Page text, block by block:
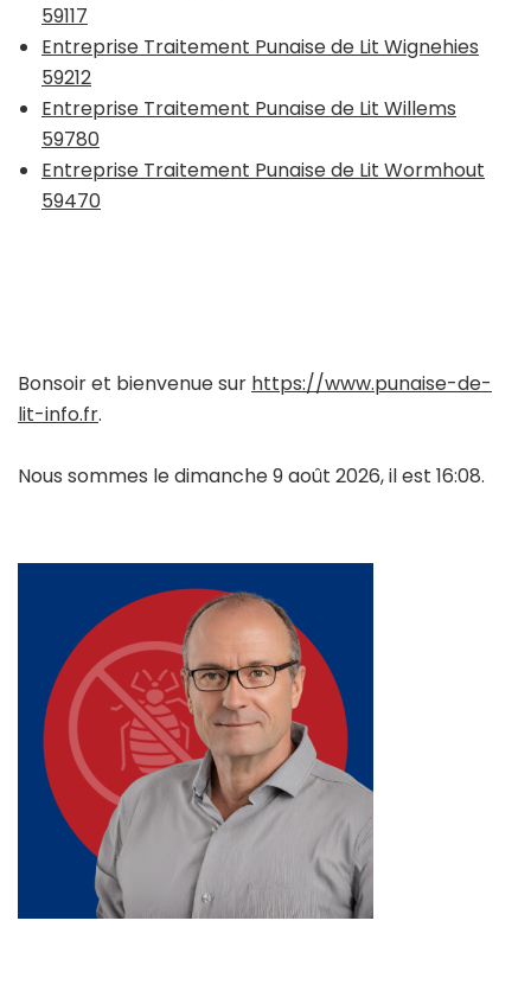
59117
Entreprise Traitement Punaise de Lit Wignehies
59212
Entreprise Traitement Punaise de Lit Willems
59780
Entreprise Traitement Punaise de Lit Wormhout
59470
Bonsoir et bienvenue sur https://www.punaise-de-
lit-info.fr.
Nous sommes le dimanche 9 août 2026, il est 16:08.